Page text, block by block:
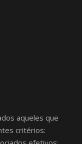
aqueles que
critérios: